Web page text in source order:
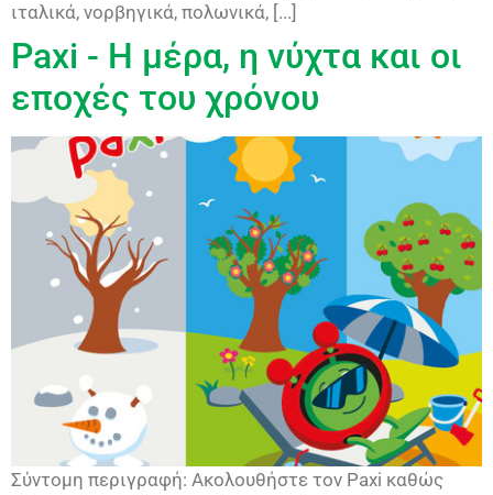
ιταλικά, νορβηγικά, πολωνικά, [...]
Paxi - Η μέρα, η νύχτα και οι
εποχές του χρόνου
Σύντομη περιγραφή: Ακολουθήστε τον Paxi καθώς